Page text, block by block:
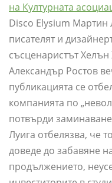
на Културната
Disco Elysium Мартин
писателят и
съсценаристът
Александър Ростов
публикацията се
компанията по
потвърди
Луига отбелязва, че
доведе до забавяне
продължението,